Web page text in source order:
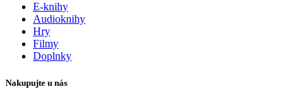
E-knihy
Audioknihy
Hry
Filmy
Doplnky
Nakupujte u nás